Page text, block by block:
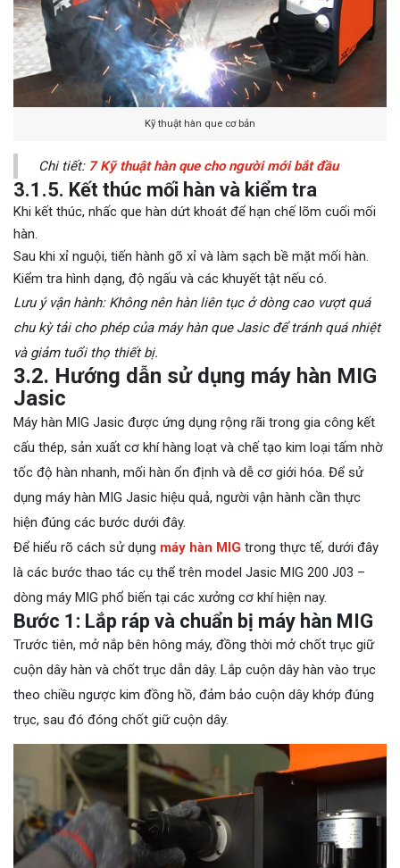
Kỹ thuật hàn que cơ bản
Chi tiết: 7 Kỹ thuật hàn que cho người mới bắt đầu
3.1.5. Kết thúc mối hàn và kiểm tra
Khi kết thúc, nhấc que hàn dứt khoát để hạn chế lõm cuối mối
hàn.
Sau khi xỉ nguội, tiến hành gõ xỉ và làm sạch bề mặt mối hàn.
Kiểm tra hình dạng, độ ngấu và các khuyết tật nếu có.
Lưu ý vận hành: Không nên hàn liên tục ở dòng cao vượt quá
chu kỳ tải cho phép của máy hàn que Jasic để tránh quá nhiệt
và giảm tuổi thọ thiết bị.
3.2. Hướng dẫn sử dụng máy hàn MIG
Jasic
Máy hàn MIG Jasic được ứng dụng rộng rãi trong gia công kết
cấu thép, sản xuất cơ khí hàng loạt và chế tạo kim loại tấm nhờ
tốc độ hàn nhanh, mối hàn ổn định và dễ cơ giới hóa. Để sử
dụng máy hàn MIG Jasic hiệu quả, người vận hành cần thực
hiện đúng các bước dưới đây.
Để hiểu rõ cách sử dụng máy hàn MIG trong thực tế, dưới đây
là các bước thao tác cụ thể trên model Jasic MIG 200 J03 –
dòng máy MIG phổ biến tại các xưởng cơ khí hiện nay.
Bước 1: Lắp ráp và chuẩn bị máy hàn MIG
Trước tiên, mở nắp bên hông máy, đồng thời mở chốt trục giữ
cuộn dây hàn và chốt trục dẫn dây. Lắp cuộn dây hàn vào trục
theo chiều ngược kim đồng hồ, đảm bảo cuộn dây khớp đúng
trục, sau đó đóng chốt giữ cuộn dây.